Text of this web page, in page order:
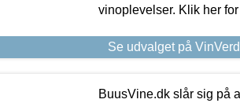
vinoplevelser. Klik her
Se udvalget på
BuusVine.dk slår sig på